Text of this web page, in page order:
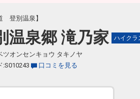
登別温泉】
温泉郷 滝乃家 ハイクラ
ツオンセンキョウ タキノヤ
:S010243
口コミを見る